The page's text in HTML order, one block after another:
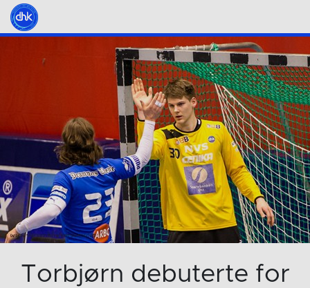
Torbjørn debuterte for